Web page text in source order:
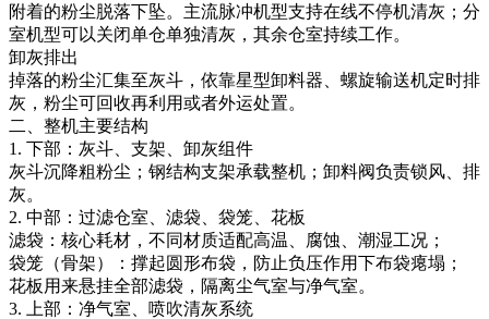
附着的粉尘脱落下坠。主流脉冲机型支持在线不停机清灰；分
室机型可以关闭单仓单独清灰，其余仓室持续工作。
卸灰排出
掉落的粉尘汇集至灰斗，依靠星型卸料器、螺旋输送机定时排
灰，粉尘可回收再利用或者外运处置。
二、整机主要结构
1. 下部：灰斗、支架、卸灰组件
灰斗沉降粗粉尘；钢结构支架承载整机；卸料阀负责锁风、排
灰。
2. 中部：过滤仓室、滤袋、袋笼、花板
滤袋：核心耗材，不同材质适配高温、腐蚀、潮湿工况；
袋笼（骨架）：撑起圆形布袋，防止负压作用下布袋瘪塌；
花板用来悬挂全部滤袋，隔离尘气室与净气室。
3. 上部：净气室、喷吹清灰系统